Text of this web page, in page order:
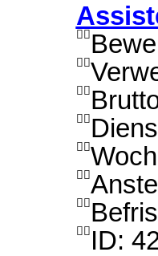







 ID: